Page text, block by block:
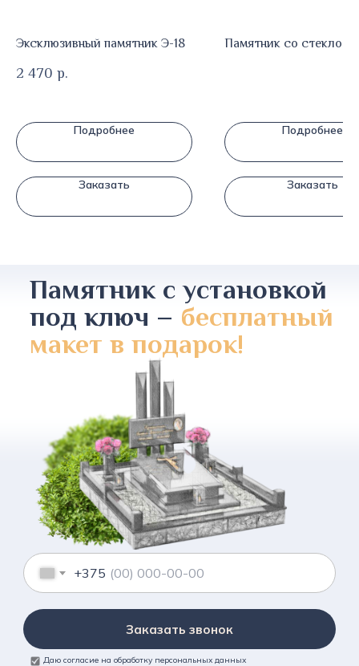
Эксклюзивный памятник Э-18
2 470 р.
Подробнее
Заказать
Памятник со стеклом
Подробнее
Заказать
Памятник с установкой
под ключ – бесплатный
макет в подарок!
+375
Заказать звонок
Даю согласие на обработку персональных данных